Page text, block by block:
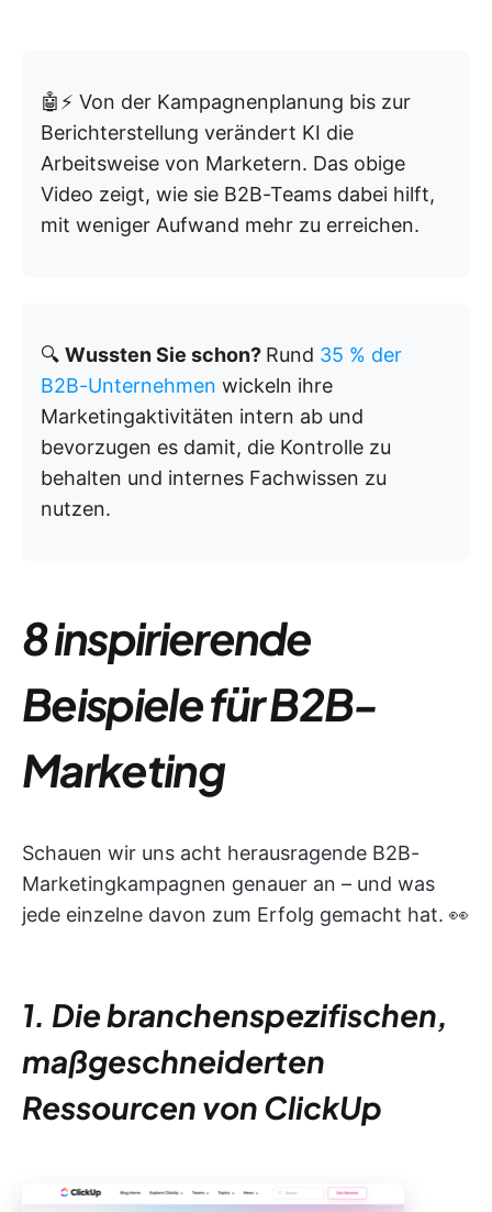
🤖⚡ Von der Kampagnenplanung bis zur
Berichterstellung verändert KI die
Arbeitsweise von Marketern. Das obige
Video zeigt, wie sie B2B-Teams dabei hilft,
mit weniger Aufwand mehr zu erreichen.
🔍 Wussten Sie schon? Rund 35 % der
B2B-Unternehmen wickeln ihre
Marketingaktivitäten intern ab und
bevorzugen es damit, die Kontrolle zu
behalten und internes Fachwissen zu
nutzen.
8 inspirierende
Beispiele für B2B-
Marketing
Schauen wir uns acht herausragende B2B-
Marketingkampagnen genauer an – und was
jede einzelne davon zum Erfolg gemacht hat. 👀
1. Die branchenspezifischen,
maßgeschneiderten
Ressourcen von ClickUp